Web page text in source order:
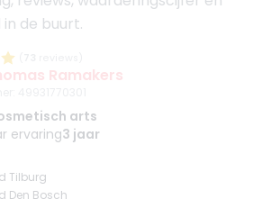
de buurt.
Ramakers
arts
ervaring3 jaar
Tilburg
Den Bosch